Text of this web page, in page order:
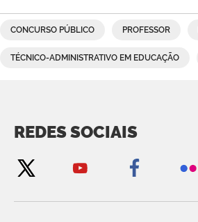
CONCURSO PÚBLICO PROFESSOR
TÉCNICO-ADMINISTRATIVO EM EDUCAÇÃO
REDES SOCIAIS